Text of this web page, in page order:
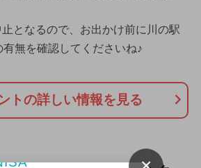
となるので、お出かけ前に川の駅
無を確認してくださいね♪
トの詳しい情報を見る